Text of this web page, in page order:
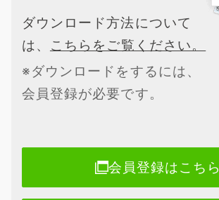
ダウンロード方法について
は、 こちらをご覧ください。
※ダウンロードをするには、
会員登録が必要です。
会員登録はこちら